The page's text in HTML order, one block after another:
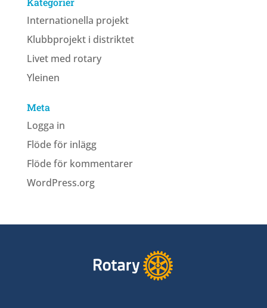
Internationella projekt
Klubbprojekt i distriktet
Livet med rotary
Yleinen
Meta
Logga in
Flöde för inlägg
Flöde för kommentarer
WordPress.org